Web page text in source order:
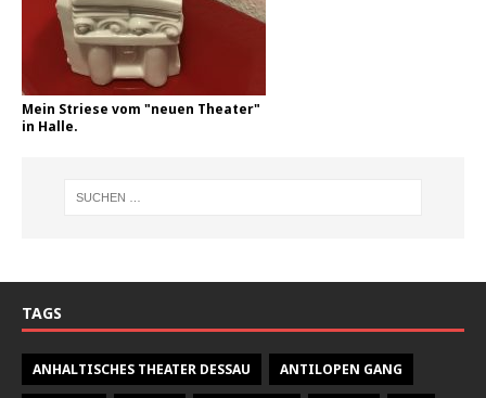
Mein Striese vom "neuen Theater"
in Halle.
TAGS
ANHALTISCHES THEATER DESSAU ANTILOPEN GANG